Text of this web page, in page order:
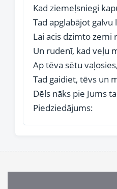
Kad ziemeļsniegi
Tad apglabājot galvu
Lai acis dzimto zemi
Un rudenī, kad veļu
Ap tēva sētu vaļosies,
Tad gaidiet, tēvs un
Dēls nāks pie Jums
Piedziedājums: